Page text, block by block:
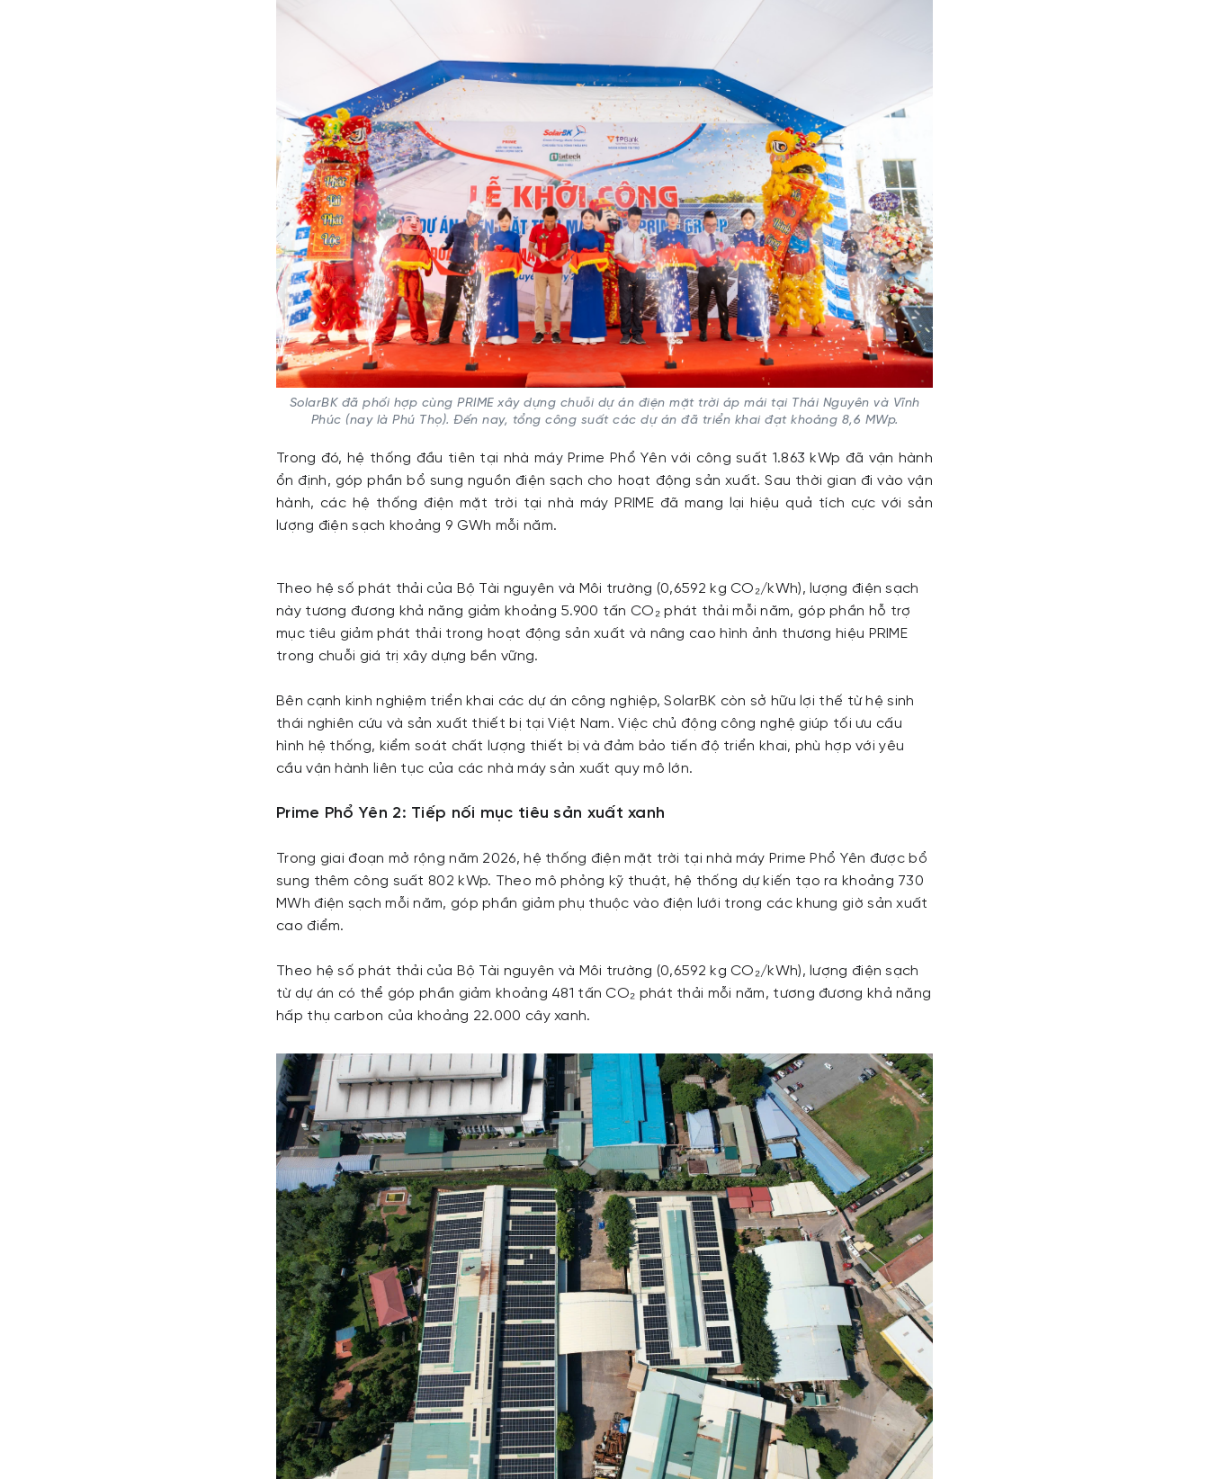
SolarBK đã phối hợp cùng PRIME xây dựng chuỗi dự án điện mặt trời áp mái tại Thái Nguyên và Vĩnh
Phúc (nay là Phú Thọ). Đến nay, tổng công suất các dự án đã triển khai đạt khoảng 8,6 MWp.
Trong đó, hệ thống đầu tiên tại nhà máy Prime Phổ Yên với công suất 1.863 kWp đã vận hành
ổn định, góp phần bổ sung nguồn điện sạch cho hoạt động sản xuất. Sau thời gian đi vào vận
hành, các hệ thống điện mặt trời tại nhà máy PRIME đã mang lại hiệu quả tích cực với sản
lượng điện sạch khoảng 9 GWh mỗi năm.
Theo hệ số phát thải của Bộ Tài nguyên và Môi trường (0,6592 kg CO₂/kWh), lượng điện sạch
này tương đương khả năng giảm khoảng 5.900 tấn CO₂ phát thải mỗi năm, góp phần hỗ trợ
mục tiêu giảm phát thải trong hoạt động sản xuất và nâng cao hình ảnh thương hiệu PRIME
trong chuỗi giá trị xây dựng bền vững.
Bên cạnh kinh nghiệm triển khai các dự án công nghiệp, SolarBK còn sở hữu lợi thế từ hệ sinh
thái nghiên cứu và sản xuất thiết bị tại Việt Nam. Việc chủ động công nghệ giúp tối ưu cấu
hình hệ thống, kiểm soát chất lượng thiết bị và đảm bảo tiến độ triển khai, phù hợp với yêu
cầu vận hành liên tục của các nhà máy sản xuất quy mô lớn.
Prime Phổ Yên 2: Tiếp nối mục tiêu sản xuất xanh
Trong giai đoạn mở rộng năm 2026, hệ thống điện mặt trời tại nhà máy Prime Phổ Yên được bổ
sung thêm công suất 802 kWp. Theo mô phỏng kỹ thuật, hệ thống dự kiến tạo ra khoảng 730
MWh điện sạch mỗi năm, góp phần giảm phụ thuộc vào điện lưới trong các khung giờ sản xuất
cao điểm.
Theo hệ số phát thải của Bộ Tài nguyên và Môi trường (0,6592 kg CO₂/kWh), lượng điện sạch
từ dự án có thể góp phần giảm khoảng 481 tấn CO₂ phát thải mỗi năm, tương đương khả năng
hấp thụ carbon của khoảng 22.000 cây xanh.